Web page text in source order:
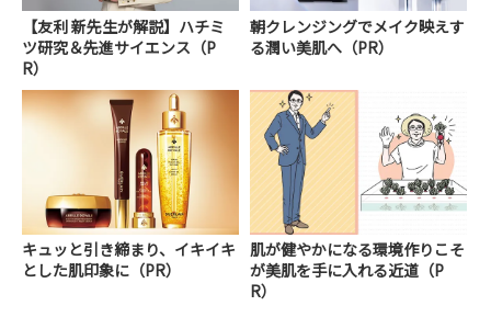
【友利 新先生が解説】ハチミ
ツ研究＆先進サイエンス（P
R）
朝クレンジングでメイク映えす
る潤い美肌へ（PR）
キュッと引き締まり、イキイキ
とした肌印象に（PR）
肌が健やかになる環境作りこそ
が美肌を手に入れる近道（P
R）